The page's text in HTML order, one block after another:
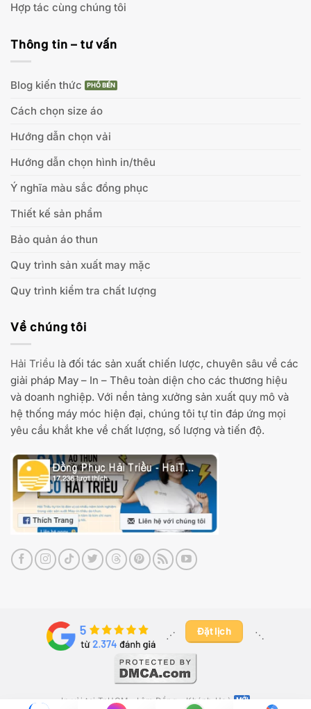
Hợp tác cùng chúng tôi
Thông tin – tư vấn
Blog kiến thức
Cách chọn size áo
Hướng dẫn chọn vải
Hướng dẫn chọn hình in/thêu
Ý nghĩa màu sắc đồng phục
Thiết kế sản phẩm
Bảo quản áo thun
Quy trình sản xuất may mặc
Quy trình kiểm tra chất lượng
Về chúng tôi
Hải Triều là đối tác sản xuất chiến lược, chuyên sâu về các
giải pháp May – In – Thêu toàn diện cho các thương hiệu
và doanh nghiệp. Với nền tảng xưởng sản xuất quy mô và
hệ thống máy móc hiện đại, chúng tôi tự tin đáp ứng mọi
yêu cầu khắt khe về chất lượng, số lượng và tiến độ.
⋰ ​ Đặt lịch ⋱
In vải tại TpHCM Lâm Đồng Khánh Hoà